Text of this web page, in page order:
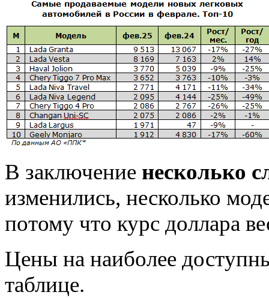
В заключение несколько
изменились, несколько
потому что курс доллара
Цены на наиболее
таблице.